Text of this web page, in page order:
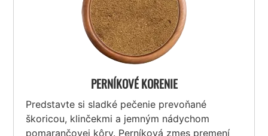
PERNÍKOVÉ KORENIE
Predstavte si sladké pečenie prevoňané
škoricou, klinčekmi a jemným nádychom
pomarančovej kôry. Perníková zmes premení